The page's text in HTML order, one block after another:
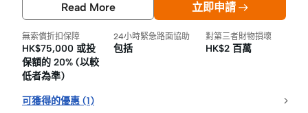
Read More 立即申請
無索償折扣保障
HK$75,000 或投
保額的 20% (以較
低者為準)
24小時緊急路面協助
包括
對第三者財物損壞
HK$2 百萬
可獲得的優惠 (1)